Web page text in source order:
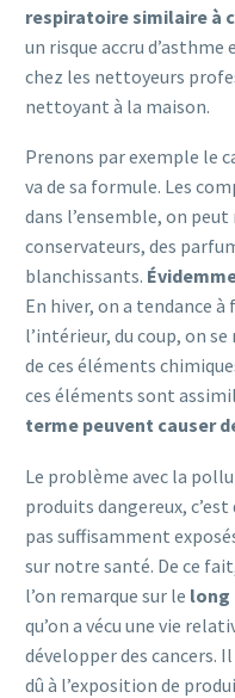
respiratoire similaire à
un risque accru
chez les nettoyeurs
nettoyant à la maison.
Prenons par exemple le
va de sa formule. Les
dans l’ensemble, on
conservateurs, des
blanchissants.
En hiver, on a tendance
l’intérieur, du coup, on
de ces éléments
ces éléments sont
terme peuvent causer
Le problème avec la
produits dangereux,
pas suffisamment
sur notre santé. De ce
l’on remarque sur le long
qu’on a vécu une vie
développer des cancers.
dû à l’exposition de